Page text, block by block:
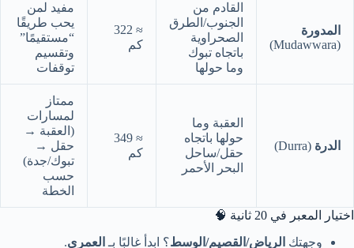
المدورة
(Mudawwara)
القادم من
الجنوب/الطرق
الصحراوية
باتجاه تبوك
وما حولها
≈ 322
كم
مفيد لمن
يحب طريقًا
“مستقيمًا”
وتقسيم
توقفات
الدرة (Durra)
العقبة وما
حولها باتجاه
حقل/ساحل
البحر الأحمر
≈ 349
كم
ممتاز
لمسارات
(العقبة →
حقل →
تبوك/جدة)
حسب
الخطة
اختيار المعبر في 20 ثانية 🧠
وجهتك الرياض/القصيم/الوسط؟ ابدأ غالبًا بـ العمري.